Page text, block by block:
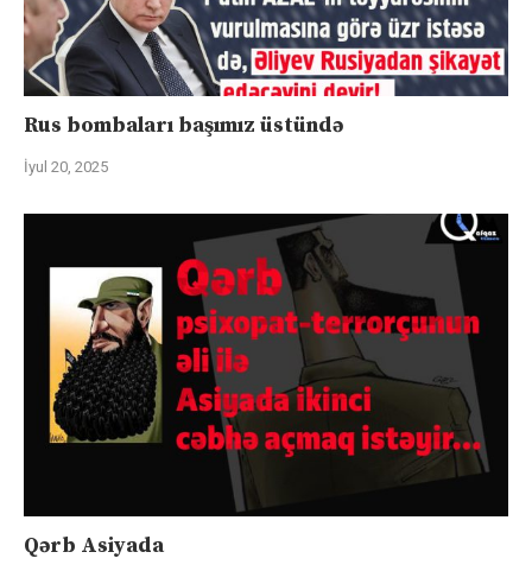
Rus bombaları başımız üstündə
İyul 20, 2025
Qərb Asiyada